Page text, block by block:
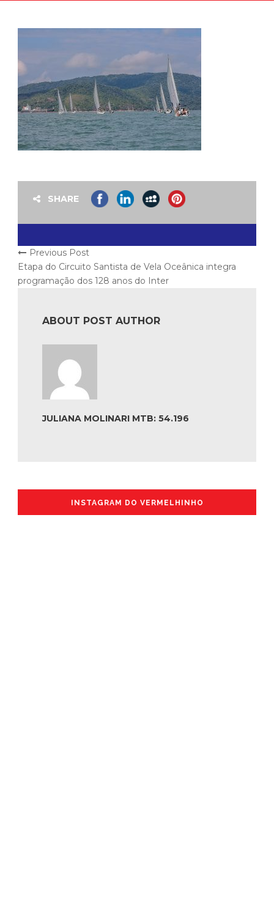
SHARE
Previous Post
Etapa do Circuito Santista de Vela Oceânica integra
programação dos 128 anos do Inter
ABOUT POST AUTHOR
JULIANA MOLINARI MTB: 54.196
INSTAGRAM DO VERMELHINHO